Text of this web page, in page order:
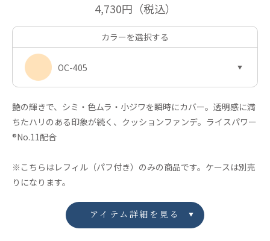
4,730円 （税込）
カラーを選択する
OC-405
艶の輝きで、シミ・色ムラ・小ジワを瞬時にカバー。透明感に満
ちたハリのある印象が続く、クッションファンデ。ライスパワー
®No.11配合
※こちらはレフィル（パフ付き）のみの商品です。ケースは別売
りになります。
アイテム詳細を見る